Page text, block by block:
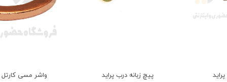
پیچ زبانه درب پراید